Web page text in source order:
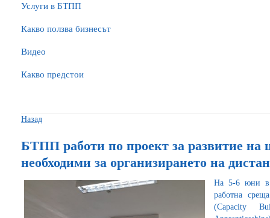
Услуги в БТПП
Какво ползва бизнесът
Видео
Какво предстои
Назад
БТПП работи по проект за развитие на
необходими за организирането на
На 5-6 юни в
работна
(Capacity